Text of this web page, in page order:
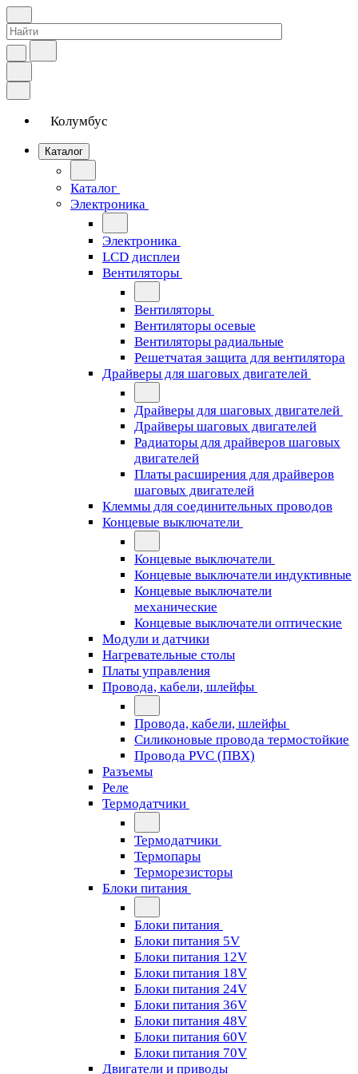
Колумбус
Каталог
Каталог
Электроника
Электроника
LCD дисплеи
Вентиляторы
Вентиляторы
Вентиляторы осевые
Вентиляторы радиальные
Решетчатая защита для вентилятора
Драйверы для шаговых двигателей
Драйверы для шаговых двигателей
Драйверы шаговых двигателей
Радиаторы для драйверов шаговых
двигателей
Платы расширения для драйверов
шаговых двигателей
Клеммы для соединительных проводов
Концевые выключатели
Концевые выключатели
Концевые выключатели индуктивные
Концевые выключатели
механические
Концевые выключатели оптические
Модули и датчики
Нагревательные столы
Платы управления
Провода, кабели, шлейфы
Провода, кабели, шлейфы
Силиконовые провода термостойкие
Провода PVC (ПВХ)
Разъемы
Реле
Термодатчики
Термодатчики
Термопары
Терморезисторы
Блоки питания
Блоки питания
Блоки питания 5V
Блоки питания 12V
Блоки питания 18V
Блоки питания 24V
Блоки питания 36V
Блоки питания 48V
Блоки питания 60V
Блоки питания 70V
Двигатели и приводы